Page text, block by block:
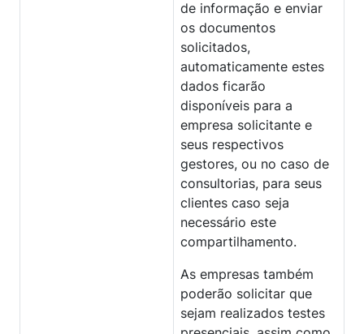
de informação e enviar
os documentos
solicitados,
automaticamente estes
dados ficarão
disponíveis para a
empresa solicitante e
seus respectivos
gestores, ou no caso de
consultorias, para seus
clientes caso seja
necessário este
compartilhamento.
As empresas também
poderão solicitar que
sejam realizados testes